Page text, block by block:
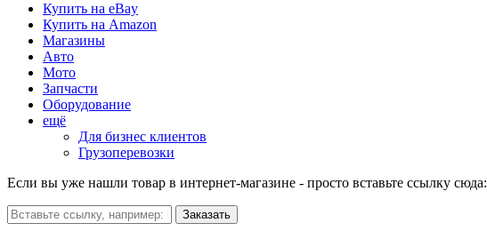
Купить на eBay
Купить на Amazon
Магазины
Авто
Мото
Запчасти
Оборудование
ещё
Для бизнес клиентов
Грузоперевозки
Если вы уже нашли товар в интернет-магазине - просто вставьте ссылку сюда: